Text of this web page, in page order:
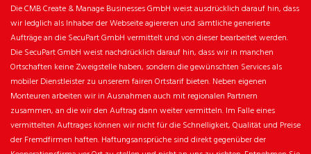
Die CMB Create & Manage Businesses GmbH weist ausdrücklich darauf hin, dass
wir ledglich als Inhaber der Webseite agiereren und sämtliche generierte
Aufträge an die SecuPart GmbH vermittelt und von dieser bearbeitet werden.
Die SecuPart GmbH weist nachdrücklich darauf hin, dass wir in manchen
Ortschaften keine Zweigstelle haben, sondern die gewünschten Services als
mobiler Dienstleister zu unserem fairen Ortstarif bieten. Neben eigenen
Monteuren arbeiten wir in Ausnahmen auch mit regionalen Partnern
zusammen, an die wir den Auftrag dann weiter vermitteln. Im Falle eines
vermittelten Auftrages können wir nicht für die Schnelligkeit, Qualität und Preise
der Fremdfirmen haften. Haftungsansprüche sind direkt gegenüber der